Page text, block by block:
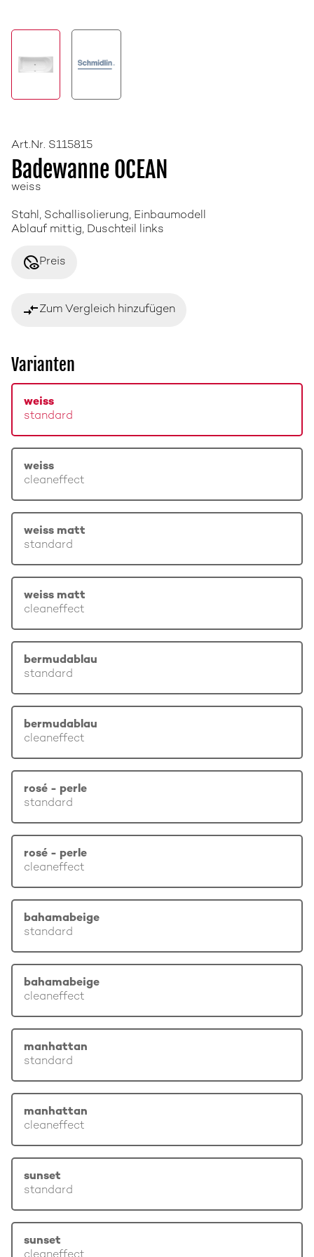
Art.Nr. S115815
Badewanne OCEAN
weiss
Stahl, Schallisolierung, Einbaumodell
Ablauf mittig, Duschteil links
disabled_visiblePreis
compare_arrowsZum Vergleich hinzufügen
Varianten
weiss
standard
weiss
cleaneffect
weiss matt
standard
weiss matt
cleaneffect
bermudablau
standard
bermudablau
cleaneffect
rosé - perle
standard
rosé - perle
cleaneffect
bahamabeige
standard
bahamabeige
cleaneffect
manhattan
standard
manhattan
cleaneffect
sunset
standard
sunset